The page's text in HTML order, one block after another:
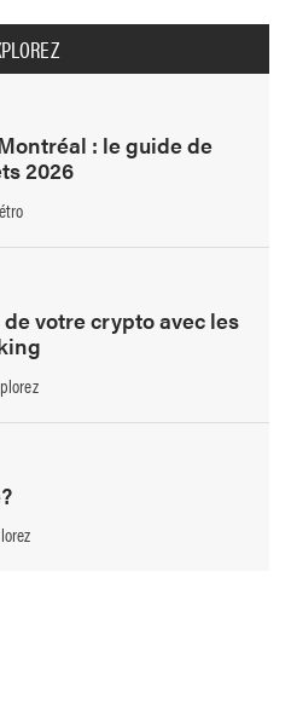
: le guide de
2026
votre crypto avec les